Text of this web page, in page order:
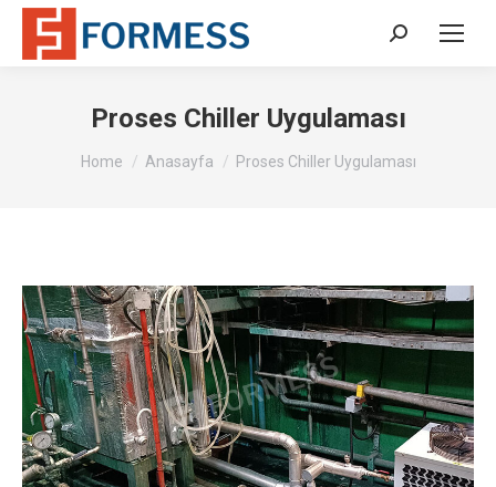
Search:
Proses Chiller Uygulaması
You are here:
Home Anasayfa Proses Chiller Uygulaması